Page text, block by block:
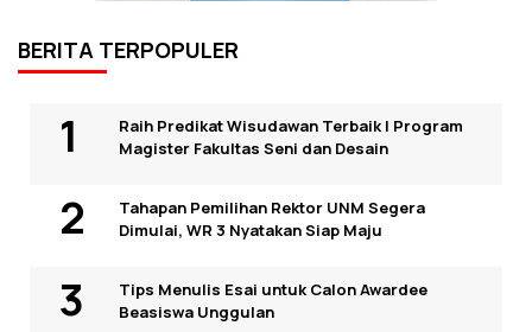
BERITA TERPOPULER
Raih Predikat Wisudawan Terbaik I Program
Magister Fakultas Seni dan Desain
Tahapan Pemilihan Rektor UNM Segera
Dimulai, WR 3 Nyatakan Siap Maju
Tips Menulis Esai untuk Calon Awardee
Beasiswa Unggulan